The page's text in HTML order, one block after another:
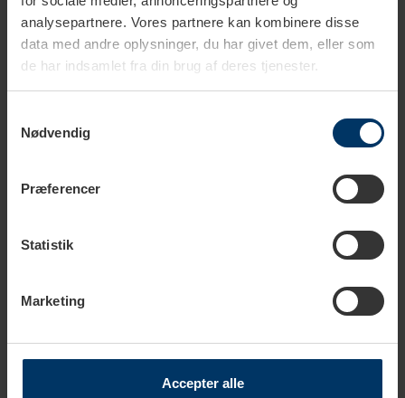
analysepartnere. Vores partnere kan kombinere disse
data med andre oplysninger, du har givet dem, eller som
de har indsamlet fra din brug af deres tjenester.
Nødvendig
Præferencer
Statistik
Marketing
Accepter alle
1-2 hverdage
Profitec Baristapakke 58
1.599,00 DKK
1-2 hverdage
Normcore Kompakt Espresso
999,95 DKK